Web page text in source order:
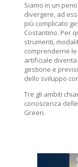
Siamo in un
divergere, ad
più complicato
Costantino. Per
strumenti,
comprenderne
artificiale
gestione e
dello sviluppo
Tre gli ambiti
conoscenza
Green.